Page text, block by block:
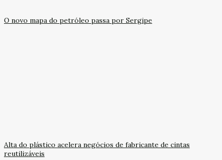
O novo mapa do petróleo passa por Sergipe
Alta do plástico acelera negócios de fabricante de cintas
reutilizáveis